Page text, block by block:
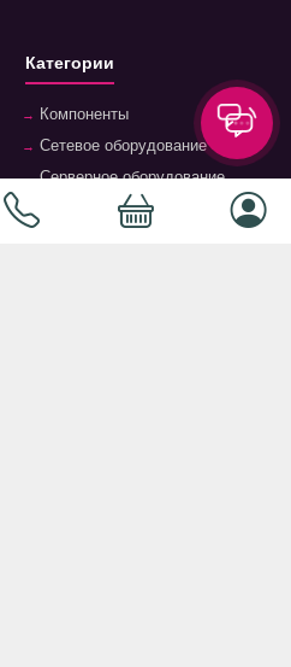
Категории
Компоненты
Сетевое оборудование
Серверное оборудование